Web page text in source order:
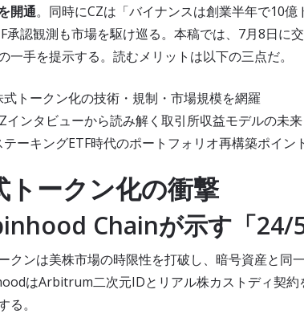
開通。同時にCZは「バイナンスは創業半年で10
承認観測も市場を駆け巡る。本稿では、7月8日に
一手を提示する。読むメリットは以下の三点だ。
式トークン化の技術・規制・市場規模を網羅
インタビューから読み解く取引所収益モデルの未来
テーキングETF時代のポートフォリオ再構築ポイン
トークン化の衝撃
Chainが示す「24/
クンは美株市場の時限性を打破し、暗号資産と同
はArbitrum二次元IDとリアル株カストディ契約
る。